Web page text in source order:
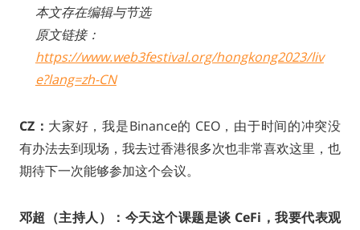
本文存在编辑与节选
原文链接：
https://www.web3festival.org/hongkong2023/liv
e?lang=zh-CN
CZ： 大家好，我是Binance的 CEO，由于时间的冲突没
有办法去到现场，我去过香港很多次也非常喜欢这里，也
期待下一次能够参加这个会议。
邓超（主持人）：今天这个课题是谈 CeFi，我要代表观